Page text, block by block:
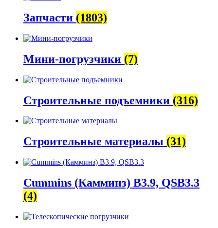
Запчасти (1803)
Мини-погрузчики (7)
Строительные подъемники (316)
Строительные материалы (31)
Cummins (Камминз) B3.9, QSB3.3
(4)